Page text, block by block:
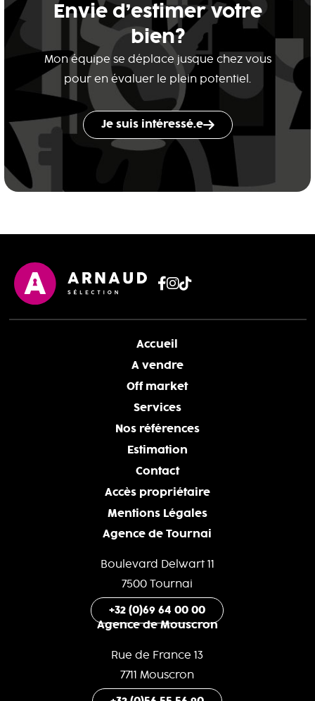
Envie d’estimer votre
bien?
Mon équipe se déplace jusque chez vous
pour en évaluer le plein potentiel.
Je suis intéressé.e
Accueil
A vendre
Off market
Services
Nos références
Estimation
Contact
Accès propriétaire
Mentions Légales
Agence de Tournai
Boulevard Delwart 11
7500 Tournai
+32 (0)69 64 00 00
Agence de Mouscron
Rue de France 13
7711 Mouscron